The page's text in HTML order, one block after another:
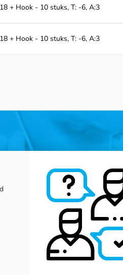
+ Hook - 10 stuks, T: -6, A:3
+ Hook - 10 stuks, T: -6, A:3